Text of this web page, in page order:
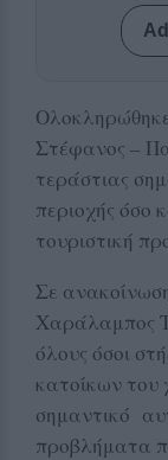
Στέφανος –
τεράστιας
περιοχής όσο
τουριστική
Σε
Χαράλαμπος
όλους όσοι
κατοίκων του
σημαντικό
προβλήματα